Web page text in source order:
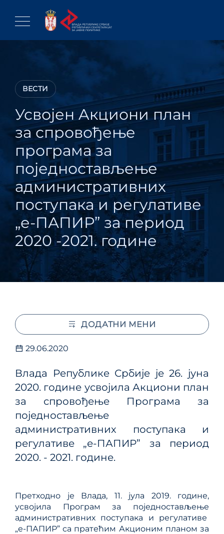
content
ВЕСТИ
Усвојен Aкциони план
за спровођење
програма за
поједностављење
административних
поступака и регулативе
„е-ПАПИР” за период
2020 -2021. године
29.06.2020
Влaдa Рeпубликe Србиje је 26. јуна
2020. године усвојила Акциони план
за спровођење Програма за
поједностављење
административних поступака и
регулативе „е-ПАПИР” за период
2020. - 2021. године.
Претходно је Влада, 11. јула 2019. године,
усвојила Програм за поједностављење
административних поступака и регулативе
„е-ПАПИР” са пратећим Акционим планом за
ДОДАТНИ МЕНИ